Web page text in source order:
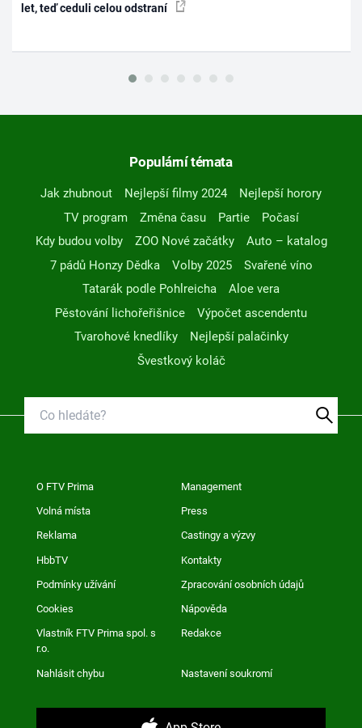
let, teď ceduli celou odstraní
Populární témata
Jak zhubnout Nejlepší filmy 2024
Nejlepší horory
TV program
Změna času Partie
Počasí
Kdy budou volby
ZOO Nové začátky
Auto – katalog
7 pádů Honzy Dědka
Volby 2025
Svařené víno
Tatarák podle Pohlreicha
Aloe vera
Pěstování lichořeřišnice
Výpočet ascendentu
Tvarohové knedlíky
Nejlepší palačinky
Švestkový koláč
O FTV Prima Management
Volná místa Press
Reklama Castingy a výzvy
HbbTV Kontakty
Podmínky užívání Zpracování osobních údajů
Cookies Nápověda
Vlastník FTV Prima spol. s
r.o.
Redakce
Nahlásit chybu Nastavení soukromí